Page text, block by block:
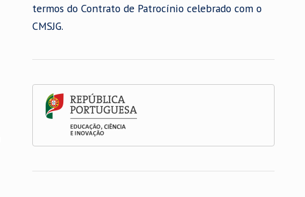
termos do Contrato de Patrocínio celebrado com o
CMSJG.